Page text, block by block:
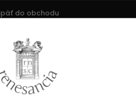
do obchodu
tvorbu jemných vrások a chráni ju
vyživujú, regenerujú a obnovujú
a zrelú pleť,antioxidačné krémy
pokožku, intenzívnu výživu pre